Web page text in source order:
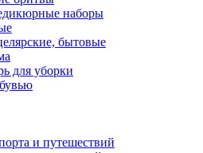
наборы
бытовые
для уборки